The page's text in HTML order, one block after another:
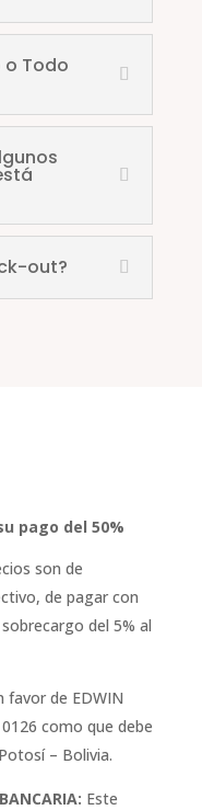
o Todo
out?
pago del 50%
son de
de pagar con
del 5% al
favor de EDWIN
como que debe
– Bolivia.
Este